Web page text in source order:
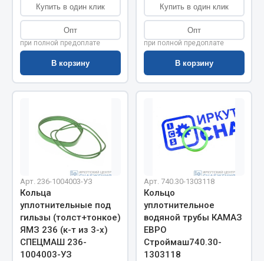
Прокладки
Рукава высокого давления
Показать ещё
Весь раздел
Автолампы
Блоки реле и предохранителей
Вилки нагрузочные
Выключатели и переключатели клавишные
Выключатели кнопочные
Выключатель массы
Изолента
Купить в один клик
Опт
при полной предоплате
В корзину
Купить в один клик
Опт
при полной предоплате
В корзину
Арт. 236-1004003-УЗ
Кольца
уплотнительные под
гильзы (толст+тонкое)
ЯМЗ 236 (к-т из 3-х)
СПЕЦМАШ 236-
1004003-УЗ
Арт. 740.30-1303118
Кольцо
уплотнительное
водяной трубы КАМАЗ
ЕВРО
Строймаш740.30-
1303118